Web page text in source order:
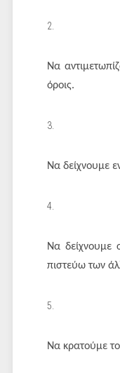
Να
όροις.
Να δείχνουμε
Να δείχνουμε
πιστεύω των
Να κρατούμε